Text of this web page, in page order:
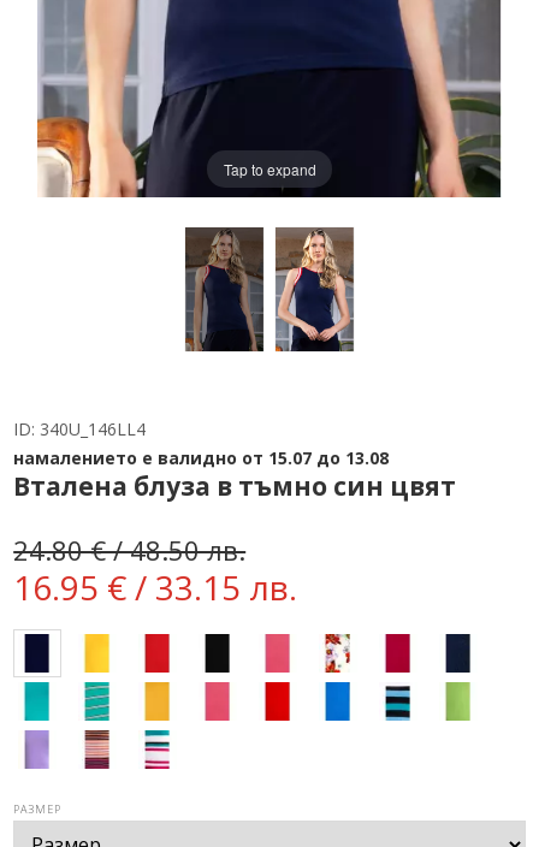
Tap to expand
ID: 340U_146LL4
намалението е валидно от 15.07 до 13.08
Вталена блуза в тъмно син цвят
24.80 € / 48.50 лв.
16.95 € / 33.15 лв.
РАЗМЕР